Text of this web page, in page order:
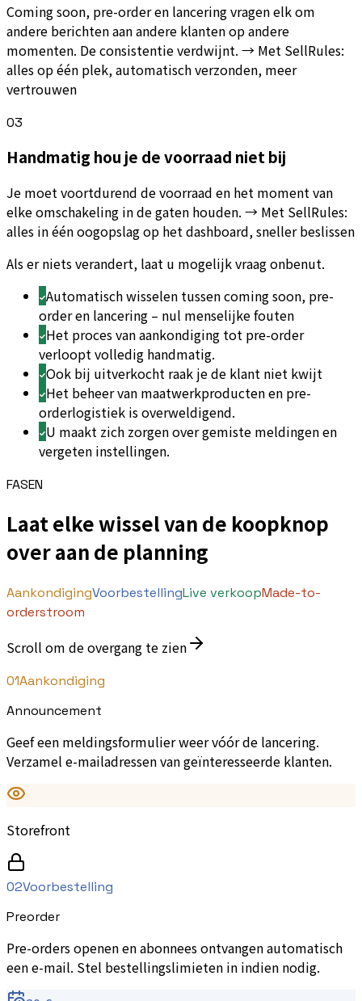
Coming soon, pre-order en lancering vragen elk om
andere berichten aan andere klanten op andere
momenten. De consistentie verdwijnt. → Met SellRules:
alles op één plek, automatisch verzonden, meer
vertrouwen
03
Handmatig hou je de voorraad niet bij
Je moet voortdurend de voorraad en het moment van
elke omschakeling in de gaten houden. → Met SellRules:
alles in één oogopslag op het dashboard, sneller beslissen
Als er niets verandert, laat u mogelijk vraag onbenut.
Automatisch wisselen tussen coming soon, pre-
order en lancering – nul menselijke fouten
Het proces van aankondiging tot pre-order
verloopt volledig handmatig.
Ook bij uitverkocht raak je de klant niet kwijt
Het beheer van maatwerkproducten en pre-
orderlogistiek is overweldigend.
U maakt zich zorgen over gemiste meldingen en
vergeten instellingen.
FASEN
Laat elke wissel van de koopknop
over aan de planning
AankondigingVoorbestellingLive verkoopMade-to-
orderstroom
Scroll om de overgang te zien
01Aankondiging
Announcement
Geef een meldingsformulier weer vóór de lancering.
Verzamel e-mailadressen van geïnteresseerde klanten.
Storefront
02Voorbestelling
Preorder
Pre-orders openen en abonnees ontvangen automatisch
een e-mail. Stel bestellingslimieten in indien nodig.